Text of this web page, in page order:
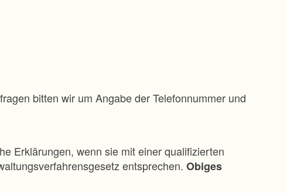
bitten wir um Angabe der Telefonnummer und
Erklärungen, wenn sie mit einer qualifizierten
entsprechen. Obiges